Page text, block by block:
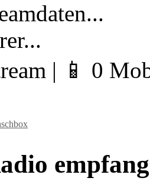
| 📱 0